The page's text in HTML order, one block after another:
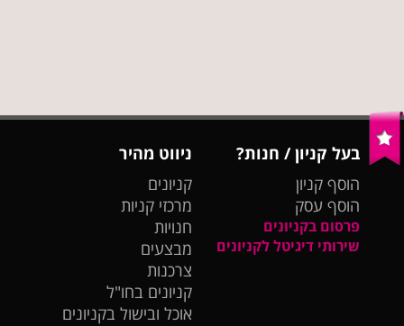
בעל קניון / חנות?
הוסף קניון
הוסף עסק
פרסום בקניונים
שירותי דיגיטל לקניונים
ניווט מהיר
קניונים
מרכזי קניות
חנויות
מבצעים
צרכנות
קניונים בחו"ל
אוכל ובישול בקניונים